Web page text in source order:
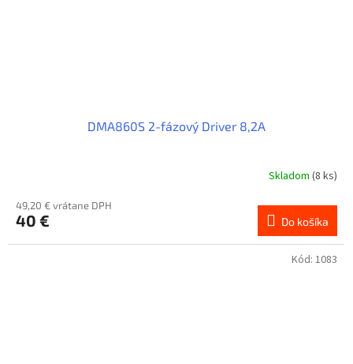
DMA860S 2-fázový Driver 8,2A
Skladom (8 ks)
49,20 € vrátane DPH
40 € Do košíka
Kód: 1083